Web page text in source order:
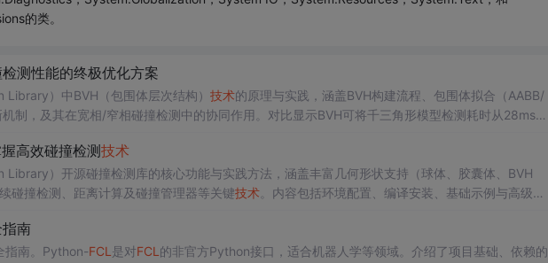
的类。
测性能的终极优化方案
Library）中BVH（包围体层次结构） 技术的原理与实践，涵盖BVH构建流程、包围体拟合（AABB/
制，及其在宽相/窄相碰撞检测中的协同作用。对比显示BVH可将千三角形模型检测耗时从28ms降
高效碰撞检测 技术
Library）开源碰撞检测库的核心功能与实践方法，涵盖丰富几何形状支持（球体、胶囊体、BVH
碰撞检测、距离计算及碰撞管理器等关键技术。内容包括环境配置、编译安装、基础示例与高级特
南
指南。Python-FCL 是对FCL 的非官方Python接口，适合机器人学等领域。介绍了项目基础、依赖的